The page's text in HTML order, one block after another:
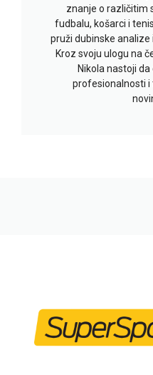
znanje o različitim
fudbalu, košarci i
pruži dubinske analize
Kroz svoju ulogu na
Nikola nastoji
profesionalnosti i